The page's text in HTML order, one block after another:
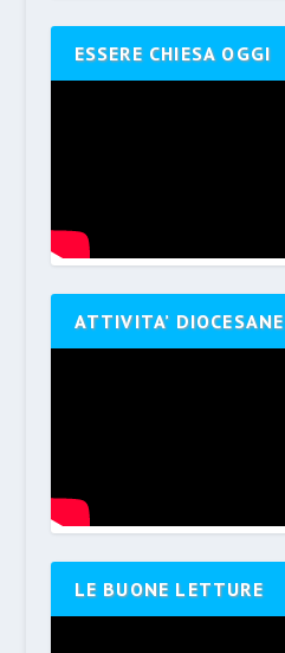
ESSERE CHIESA OGGI
ATTIVITA’ DIOCESANE
LE BUONE LETTURE